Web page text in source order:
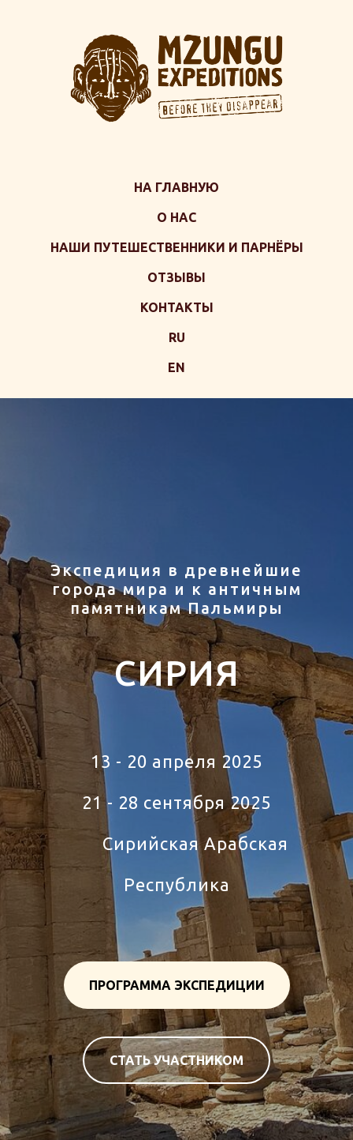
НА ГЛАВНУЮ
О НАС
НАШИ ПУТЕШЕСТВЕННИКИ И ПАРНЁРЫ
ОТЗЫВЫ
КОНТАКТЫ
RU
EN
Экспедиция в древнейшие
города мира и к античным
памятникам Пальмиры
СИРИЯ
13 - 20 апреля 2025
21 - 28 сентября 2025
Тур Сирийская Арабская
Республика
ПРОГРАММА ЭКСПЕДИЦИИ
СТАТЬ УЧАСТНИКОМ